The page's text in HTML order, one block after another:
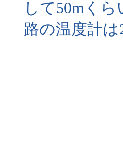
して50mく
路の温度計